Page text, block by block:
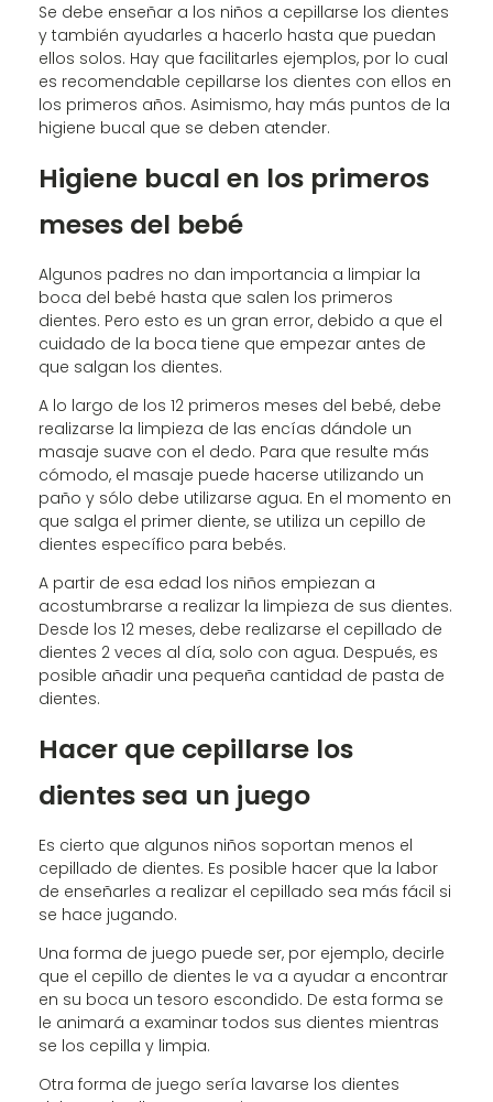
Se debe enseñar a los niños a cepillarse los dientes
y también ayudarles a hacerlo hasta que puedan
ellos solos. Hay que facilitarles ejemplos, por lo cual
es recomendable cepillarse los dientes con ellos en
los primeros años. Asimismo, hay más puntos de la
higiene bucal que se deben atender.
Higiene bucal en los primeros
meses del bebé
Algunos padres no dan importancia a limpiar la
boca del bebé hasta que salen los primeros
dientes. Pero esto es un gran error, debido a que el
cuidado de la boca tiene que empezar antes de
que salgan los dientes.
A lo largo de los 12 primeros meses del bebé, debe
realizarse la limpieza de las encías dándole un
masaje suave con el dedo. Para que resulte más
cómodo, el masaje puede hacerse utilizando un
paño y sólo debe utilizarse agua. En el momento en
que salga el primer diente, se utiliza un cepillo de
dientes específico para bebés.
A partir de esa edad los niños empiezan a
acostumbrarse a realizar la limpieza de sus dientes.
Desde los 12 meses, debe realizarse el cepillado de
dientes 2 veces al día, solo con agua. Después, es
posible añadir una pequeña cantidad de pasta de
dientes.
Hacer que cepillarse los
dientes sea un juego
Es cierto que algunos niños soportan menos el
cepillado de dientes. Es posible hacer que la labor
de enseñarles a realizar el cepillado sea más fácil si
se hace jugando.
Una forma de juego puede ser, por ejemplo, decirle
que el cepillo de dientes le va a ayudar a encontrar
en su boca un tesoro escondido. De esta forma se
le animará a examinar todos sus dientes mientras
se los cepilla y limpia.
Otra forma de juego sería lavarse los dientes